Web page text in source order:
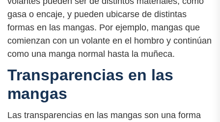
gasa o encaje, y pueden ubicarse de distintas
formas en las mangas. Por ejemplo, mangas que
comienzan con un volante en el hombro y continúan
como una manga normal hasta la muñeca.
Transparencias en las
mangas
Las transparencias en las mangas son una forma